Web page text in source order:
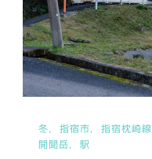
冬 指宿市 指宿枕崎線
開聞岳
駅